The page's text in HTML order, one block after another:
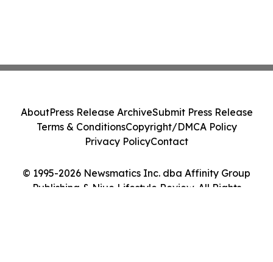
© 1995-2026 Newsmatics Inc. dba Affinity Group
Publishing & Niue Lifestyle Review. All Rights
AboutPress Release ArchiveSubmit Press Release
Terms & ConditionsCopyright/DMCA Policy
Privacy PolicyContact